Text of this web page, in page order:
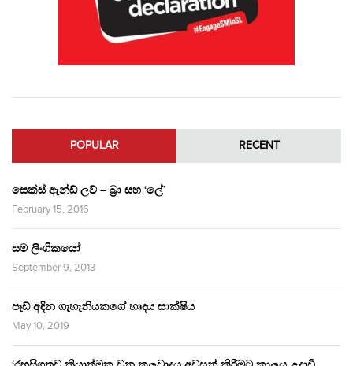
POPULAR RECENT
සෙක්ස් ඇන්ඩ් ලව් – බ්‍රා සහ ‘ලේ’
February 15, 2016
සම ලිංගිකයෝ
September 9, 2013
පෑඩ් අඳින ගැහැනියකගේ හෘදය සාක්ෂිය
May 10, 2019